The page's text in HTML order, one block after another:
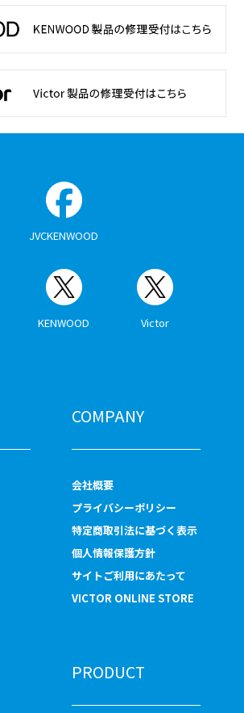
JVCKENWOOD
KENWOOD Victor
COMPANY
会社概要
プライバシーポリシー
特定商取引法に基づく表示
個人情報保護方針
サイトご利用にあたって
VICTOR ONLINE STORE
PRODUCT